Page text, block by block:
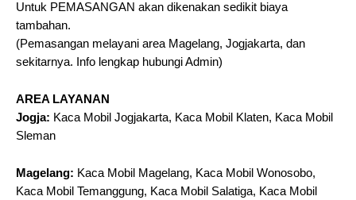
Untuk PEMASANGAN akan dikenakan sedikit biaya
tambahan.
(Pemasangan melayani area Magelang, Jogjakarta, dan
sekitarnya. Info lengkap hubungi Admin)
AREA LAYANAN
Jogja: Kaca Mobil Jogjakarta, Kaca Mobil Klaten, Kaca Mobil
Sleman
Magelang: Kaca Mobil Magelang, Kaca Mobil Wonosobo,
Kaca Mobil Temanggung, Kaca Mobil Salatiga, Kaca Mobil